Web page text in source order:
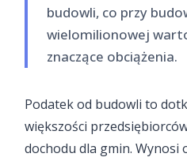
budowli, co przy
wielomilionowej
znaczące obciążenia.
Podatek od budowli to
większości
dochodu dla gmin. Wynosi